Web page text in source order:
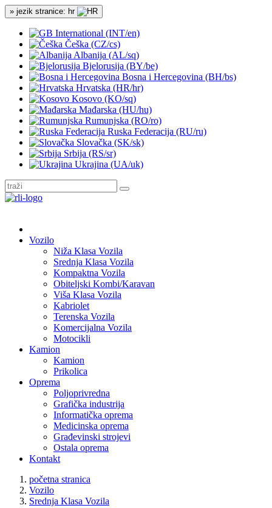
» jezik stranice: hr
International (INT/en)
Češka (CZ/cs)
Albanija (AL/sq)
Bjelorusija (BY/be)
Bosna i Hercegovina (BH/bs)
Hrvatska (HR/hr)
Kosovo (KO/sq)
Mađarska (HU/hu)
Rumunjska (RO/ro)
Ruska Federacija (RU/ru)
Slovačka (SK/sk)
Srbija (RS/sr)
Ukrajina (UA/uk)
Vozilo
Niža Klasa Vozila
Srednja Klasa Vozila
Kompaktna Vozila
Obiteljski Kombi/Karavan
Viša Klasa Vozila
Kabriolet
Terenska Vozila
Komercijalna Vozila
Motocikli
Kamion
Kamion
Prikolica
Oprema
Poljoprivredna
Grafička industrija
Informatička oprema
Medicinska oprema
Građevinski strojevi
Ostala oprema
Kontakt
početna stranica
Vozilo
Srednja Klasa Vozila